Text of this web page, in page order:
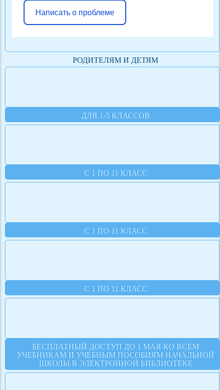
Написать о проблеме
РОДИТЕЛЯМ И ДЕТЯМ
ДЛЯ 1-5 КЛАССОВ
С 1 ПО 11 КЛАСС
С 1 ПО 11 КЛАСС
С 1 ПО 11 КЛАСС
БЕСПЛАТНЫЙ ДОСТУП ДО 1 МАЯ КО ВСЕМ
УЧЕБНИКАМ И УЧЕБНЫМ ПОСОБИЯМ НАЧАЛЬНОЙ
ШКОЛЫ В ЭЛЕКТРОННОЙ БИБЛИОТЕКЕ